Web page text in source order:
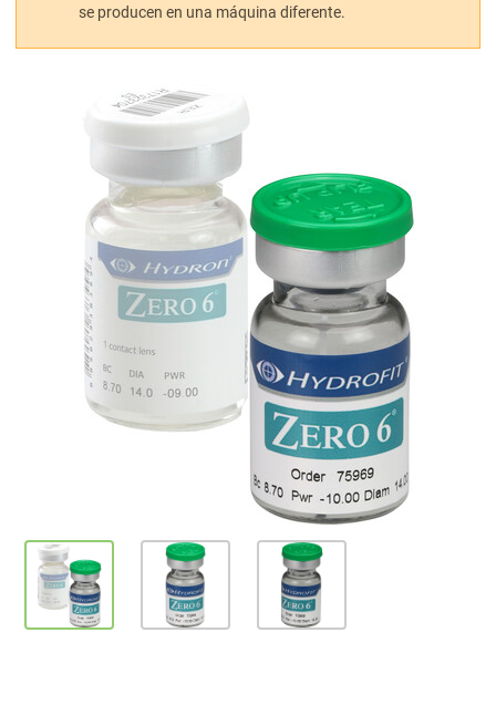
se producen en una máquina diferente.